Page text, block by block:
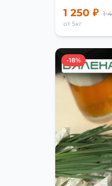
1 250 ₽ 1
от 5кг
-18%